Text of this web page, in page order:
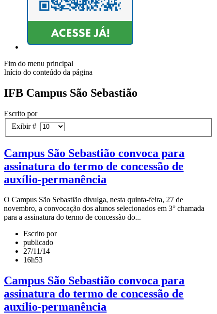
Fim do menu principal
Início do conteúdo da página
IFB Campus São Sebastião
Escrito por
Exibir #
Campus São Sebastião convoca para
assinatura do termo de concessão de
auxílio-permanência
O Campus São Sebastião divulga, nesta quinta-feira, 27 de
novembro, a convocação dos alunos selecionados em 3° chamada
para a assinatura do termo de concessão do...
Escrito por
publicado
27/11/14
16h53
Campus São Sebastião convoca para
assinatura do termo de concessão de
auxílio-permanência